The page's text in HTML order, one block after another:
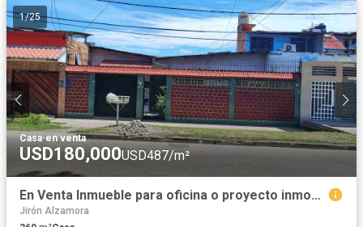
1/25
Casa·en venta
USD180,000USD487/m²
En Venta Inmueble para oficina o proyecto inmobiliario en Puchana
Jirón Alzamora